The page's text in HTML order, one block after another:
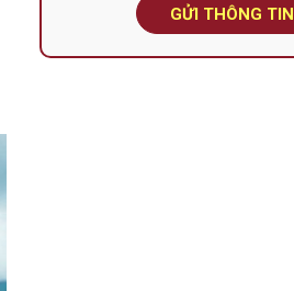
GỬI THÔNG TIN